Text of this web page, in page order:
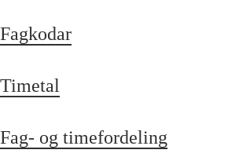
Fagkodar
Timetal
Fag- og timefordeling